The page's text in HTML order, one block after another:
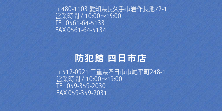
〒480-1103 愛知県長久手市岩作長池72-1
営業時間 / 10:00～19:00
TEL 0561-64-5133
FAX 0561-64-5134
防犯館 四日市店
〒512-0921 三重県四日市市尾平町248-1
営業時間 / 10:00～19:00
TEL 059-359-2030
FAX 059-359-2031